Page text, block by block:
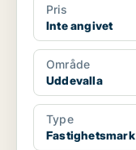
Pris
Inte angivet
Område
Uddevalla
Type
Fastighetsmark